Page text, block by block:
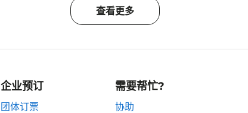
查看更多
企业预订
团体订票
需要帮忙?
协助